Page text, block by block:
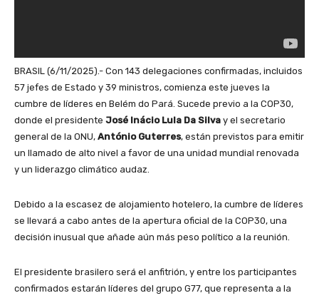
BRASIL (6/11/2025).- Con 143 delegaciones confirmadas, incluidos
57 jefes de Estado y 39 ministros, comienza este jueves la
cumbre de líderes en Belém do Pará. Sucede previo a la COP30,
donde el presidente José Inácio Lula Da Silva y el secretario
general de la ONU, António Guterres, están previstos para emitir
un llamado de alto nivel a favor de una unidad mundial renovada
y un liderazgo climático audaz.
Debido a la escasez de alojamiento hotelero, la cumbre de líderes
se llevará a cabo antes de la apertura oficial de la COP30, una
decisión inusual que añade aún más peso político a la reunión.
El presidente brasilero será el anfitrión, y entre los participantes
confirmados estarán líderes del grupo G77, que representa a la